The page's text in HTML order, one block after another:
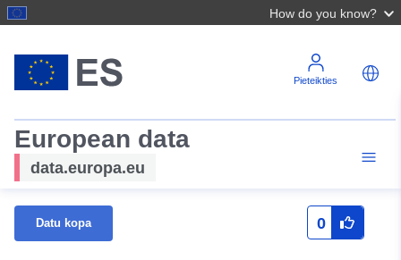
How do you know?
Pieteikties
European data
data.europa.eu
Datu kopa 0